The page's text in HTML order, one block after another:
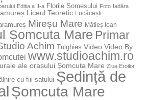
Ediția a II-a Florile Somesului Foto Iadăra
Liceul Teoretic Lucăcești
Mireșu Mare Mătieș Ioan
Șomcuta Mare Primar
Achim Tulghieș Video Video By
www.studioachim.ro
ale orașului Șomcuta Mare Ziua Eroilor
cu fiii satului Ședință de
Șomcuta Mare